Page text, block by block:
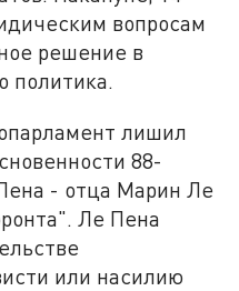
вопросам
решение в
политика.
лишил
88-
- отца Марин Ле
Ле Пена
или насилию